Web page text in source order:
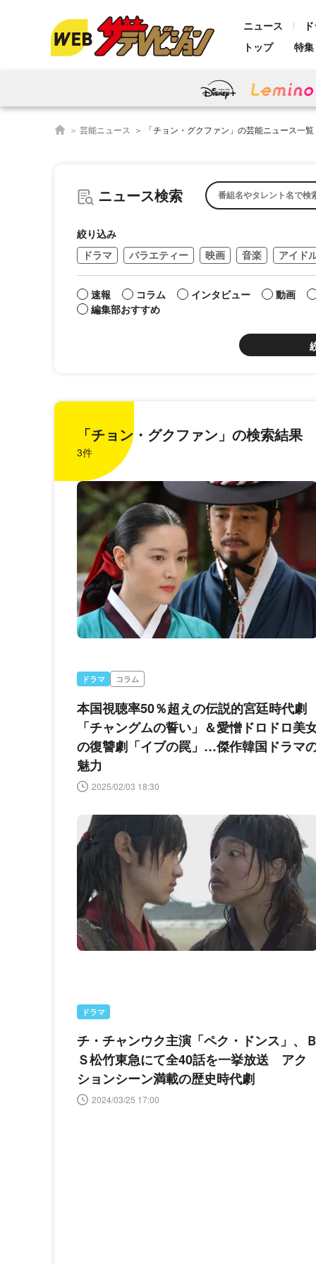
ニュース
トップ
特集
芸能ニュース 「チョン・グクファン」の芸能ニュース一覧
ニュース検索
絞り込み
ドラマ
バラエティー 映画 音楽 アイド
速報 コラム インタビュー
動画
編集部おすすめ
「チョン・グクファン」の検索結果
3件
ドラマ コラム
本国視聴率50％超えの伝説的宮廷時代劇
「チャングムの誓い」＆愛憎ドロドロ美
の復讐劇「イブの罠」…傑作韓国ドラマ
魅力
2025/02/03 18:30
ドラマ
チ・チャンウク主演「ペク・ドンス」、
Ｓ松竹東急にて全40話を一挙放送 アク
ションシーン満載の歴史時代劇
2024/03/25 17:00